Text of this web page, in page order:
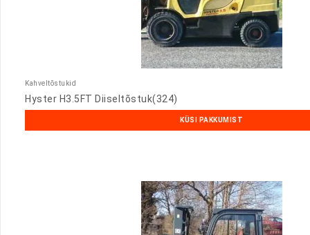
Kahveltõstukid
Hyster H3.5FT Diiseltõstuk(324)
KÜSI PAKKUMIST